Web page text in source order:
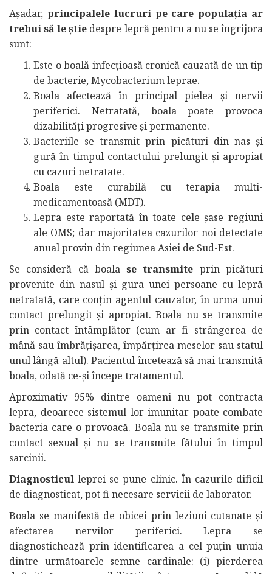
Așadar, principalele lucruri pe care populația ar
trebui să le știe despre lepră pentru a nu se îngrijora
sunt:
Este o boală infecțioasă cronică cauzată de un tip
de bacterie, Mycobacterium leprae.
Boala afectează în principal pielea și nervii
periferici. Netratată, boala poate provoca
dizabilități progresive și permanente.
Bacteriile se transmit prin picături din nas și
gură în timpul contactului prelungit și apropiat
cu cazuri netratate.
Boala este curabilă cu terapia multi-
medicamentoasă (MDT).
Lepra este raportată în toate cele șase regiuni
ale OMS; dar majoritatea cazurilor noi detectate
anual provin din regiunea Asiei de Sud-Est.
Se consideră că boalase transmite prin picături
provenite din nasul și gura unei persoane cu lepră
netratată, care conțin agentul cauzator, în urma unui
contact prelungit și apropiat. Boala nu se transmite
prin contact întâmplător (cum ar fi strângerea de
mână sau îmbrățișarea, împărțirea meselor sau statul
unul lângă altul). Pacientul încetează să mai transmită
boala, odată ce-și începe tratamentul.
Aproximativ 95% dintre oameni nu pot contracta
lepra, deoarece sistemul lor imunitar poate combate
bacteria care o provoacă. Boala nu se transmite prin
contact sexual și nu se transmite fătului în timpul
sarcinii.
Diagnosticul leprei se pune clinic. În cazurile dificil
de diagnosticat, pot fi necesare servicii de laborator.
Boala se manifestă de obicei prin leziuni cutanate și
afectarea nervilor periferici. Lepra se
diagnostichează prin identificarea a cel puțin unuia
dintre următoarele semne cardinale: (i) pierderea